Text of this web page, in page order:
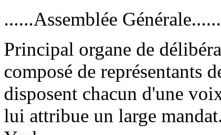
......Assemblée
Principal organe de
composé de représentants
disposent chacun d'une
lui attribue un large